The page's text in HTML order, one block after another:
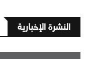
النشرة الإخبارية